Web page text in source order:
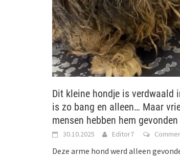
Dit kleine hondje is verdwaald
is zo bang en alleen… Maar
mensen hebben hem
30.10.2025 Editor7
Deze arme hond werd alleen